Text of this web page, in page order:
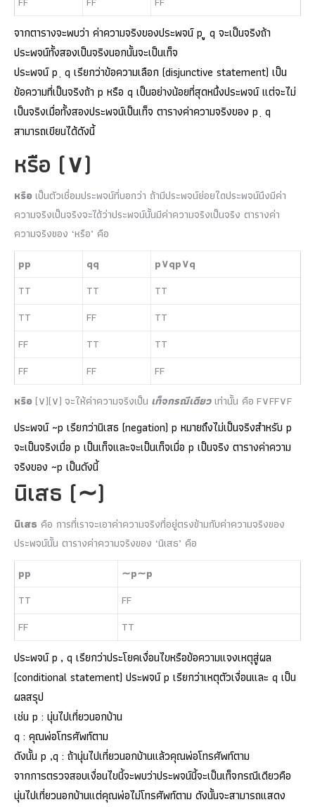
จากตารางจะพบว่า ค่าความจริงของประพจน์ p ู q จะเป็นจริงถ้า
ประพจน์ทั้งสองเป็นจริงนอกนั้นจะเป็นเท็จ
ประพจน์ p ฺ q เรียกว่าข้อความเลือก (disjunctive statement) เป็น
ข้อความที่เป็นจริงถ้า p หรือ q เป็นอย่างน้อยที่สุดหนึ่งประพจน์ แต่จะไม่
เป็นจริงเมื่อทั้งสองประพจน์เป็นเท็จ ตารางค่าความจริงของ p ฺ q
สามารถเขียนได้ดังนี้
หรือ (∨)
หรือเป็นตัวเชื่อมประพจน์ที่บอกว่า ถ้ามีประพจน์ย่อยใดประพจน์นึงมีค่า
ความจริงเป็นจริงจะได้ว่าประพจน์นั้นมีค่าความจริงเป็นจริง ตารางค่า
ความจริงของ ‘หรือ’ คือ
pp qq p∨qp∨q
TT TT TT
TT FF TT
FF TT TT
FF FF FF
หรือ(∨)(∨) จะให้ค่าความจริงเป็น เท็จกรณีเดียวเท่านั้น คือ F∨FF∨F
ประพจน์ ~p เรียกว่านิเสธ (negation) p หมายถึงไม่เป็นจริงสำหรับ p
จะเป็นจริงเมื่อ p เป็นเท็จและจะเป็นเท็จเมื่อ p เป็นจริง ตารางค่าความ
จริงของ ~p เป็นดังนี้
นิเสธ (∼)
นิเสธ คือ การที่เราจะเอาค่าความจริงที่อยู่ตรงข้ามกับค่าความจริงของ
ประพจน์นั้น ตารางค่าความจริงของ ‘นิเสธ’ คือ
pp ∼p∼p
TT FF
FF TT
ประพจน์ p , q เรียกว่าประโยคเงื่อนไขหรือข้อความแจงเหตุสู่ผล
(conditional statement) ประพจน์ p เรียกว่าเหตุตัวเงื่อนและ q เป็น
ผลสรุป
เช่น p : นุ่นไปเที่ยวนอกบ้าน
q : คุณพ่อโทรศัพท์ตาม
ดังนั้น p ,q : ถ้านุ่นไปเที่ยวนอกบ้านแล้วคุณพ่อโทรศัพท์ตาม
จากการตรวจสอบเงื่อนไขนี้จะพบว่าประพจน์นี้จะเป็นเท็จกรณีเดียวคือ
นุ่นไปเที่ยวนอกบ้านแต่คุณพ่อไม่โทรศัพท์ตาม ดังนั้นจะสามารถแสดง